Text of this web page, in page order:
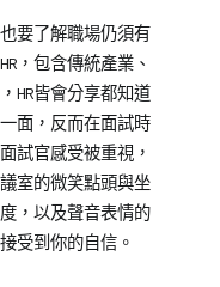
要了解職場仍須有
，包含傳統產業、
HR皆會分享都知道
面，反而在面試時
試官感受被重視，
室的微笑點頭與坐
，以及聲音表情的
受到你的自信。